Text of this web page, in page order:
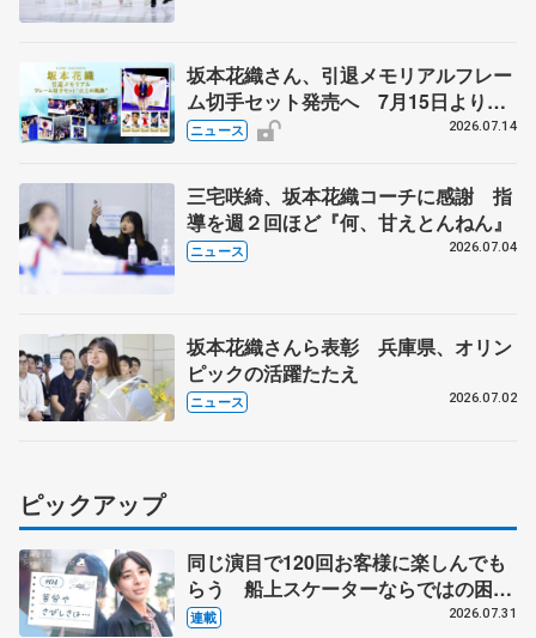
坂本花織さん、引退メモリアルフレー
ム切手セット発売へ 7月15日より申
込受付開始
ニュース 2026.07.14
三宅咲綺、坂本花織コーチに感謝 指
導を週２回ほど『何、甘えとんねん』
ニュース 2026.07.04
坂本花織さんら表彰 兵庫県、オリン
ピックの活躍たたえ
ニュース 2026.07.02
ピックアップ
同じ演目で120回お客様に楽しんでも
らう 船上スケーターならではの困難
とは 影響あったPIW前キャプテン松
連載 2026.07.31